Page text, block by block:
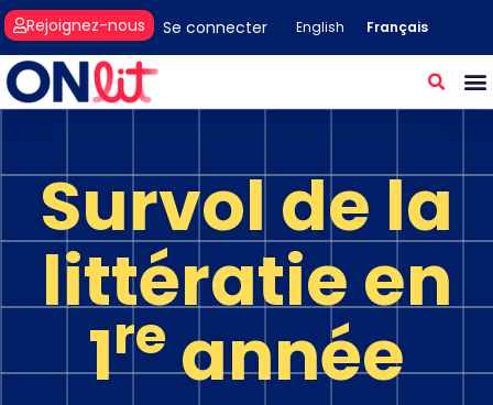
Se connecter
Rejoignez-nous English Français
Survol de la
littératie en
1reannée